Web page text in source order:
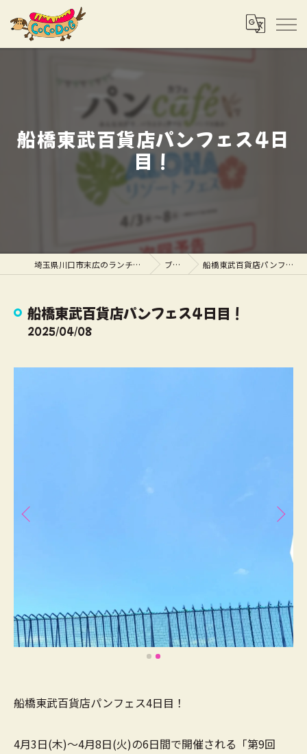
船橋東武百貨店パンフェス4日
目！
埼玉県川口市末広のランチならCOCODOG ブログ 船橋東武百貨店パンフェス4日目！
船橋東武百貨店パンフェス4日目！
2025/04/08
船橋東武百貨店パンフェス4日目！
4月3日(木)～4月8日(火)の6日間で開催される「第9回